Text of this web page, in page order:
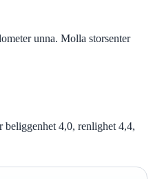
unna. Molla storsenter
beliggenhet 4,0, renlighet 4,4,